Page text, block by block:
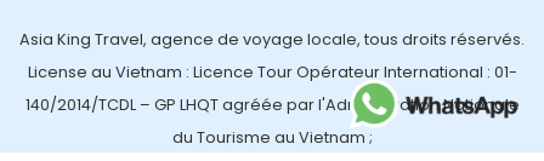
Asia King Travel, agence de voyage locale, tous droits réservés.
License au Vietnam : Licence Tour Opérateur International : 01-
140/2014/TCDL – GP LHQT agréée par l'Administration Nationale
du Tourisme au Vietnam ;